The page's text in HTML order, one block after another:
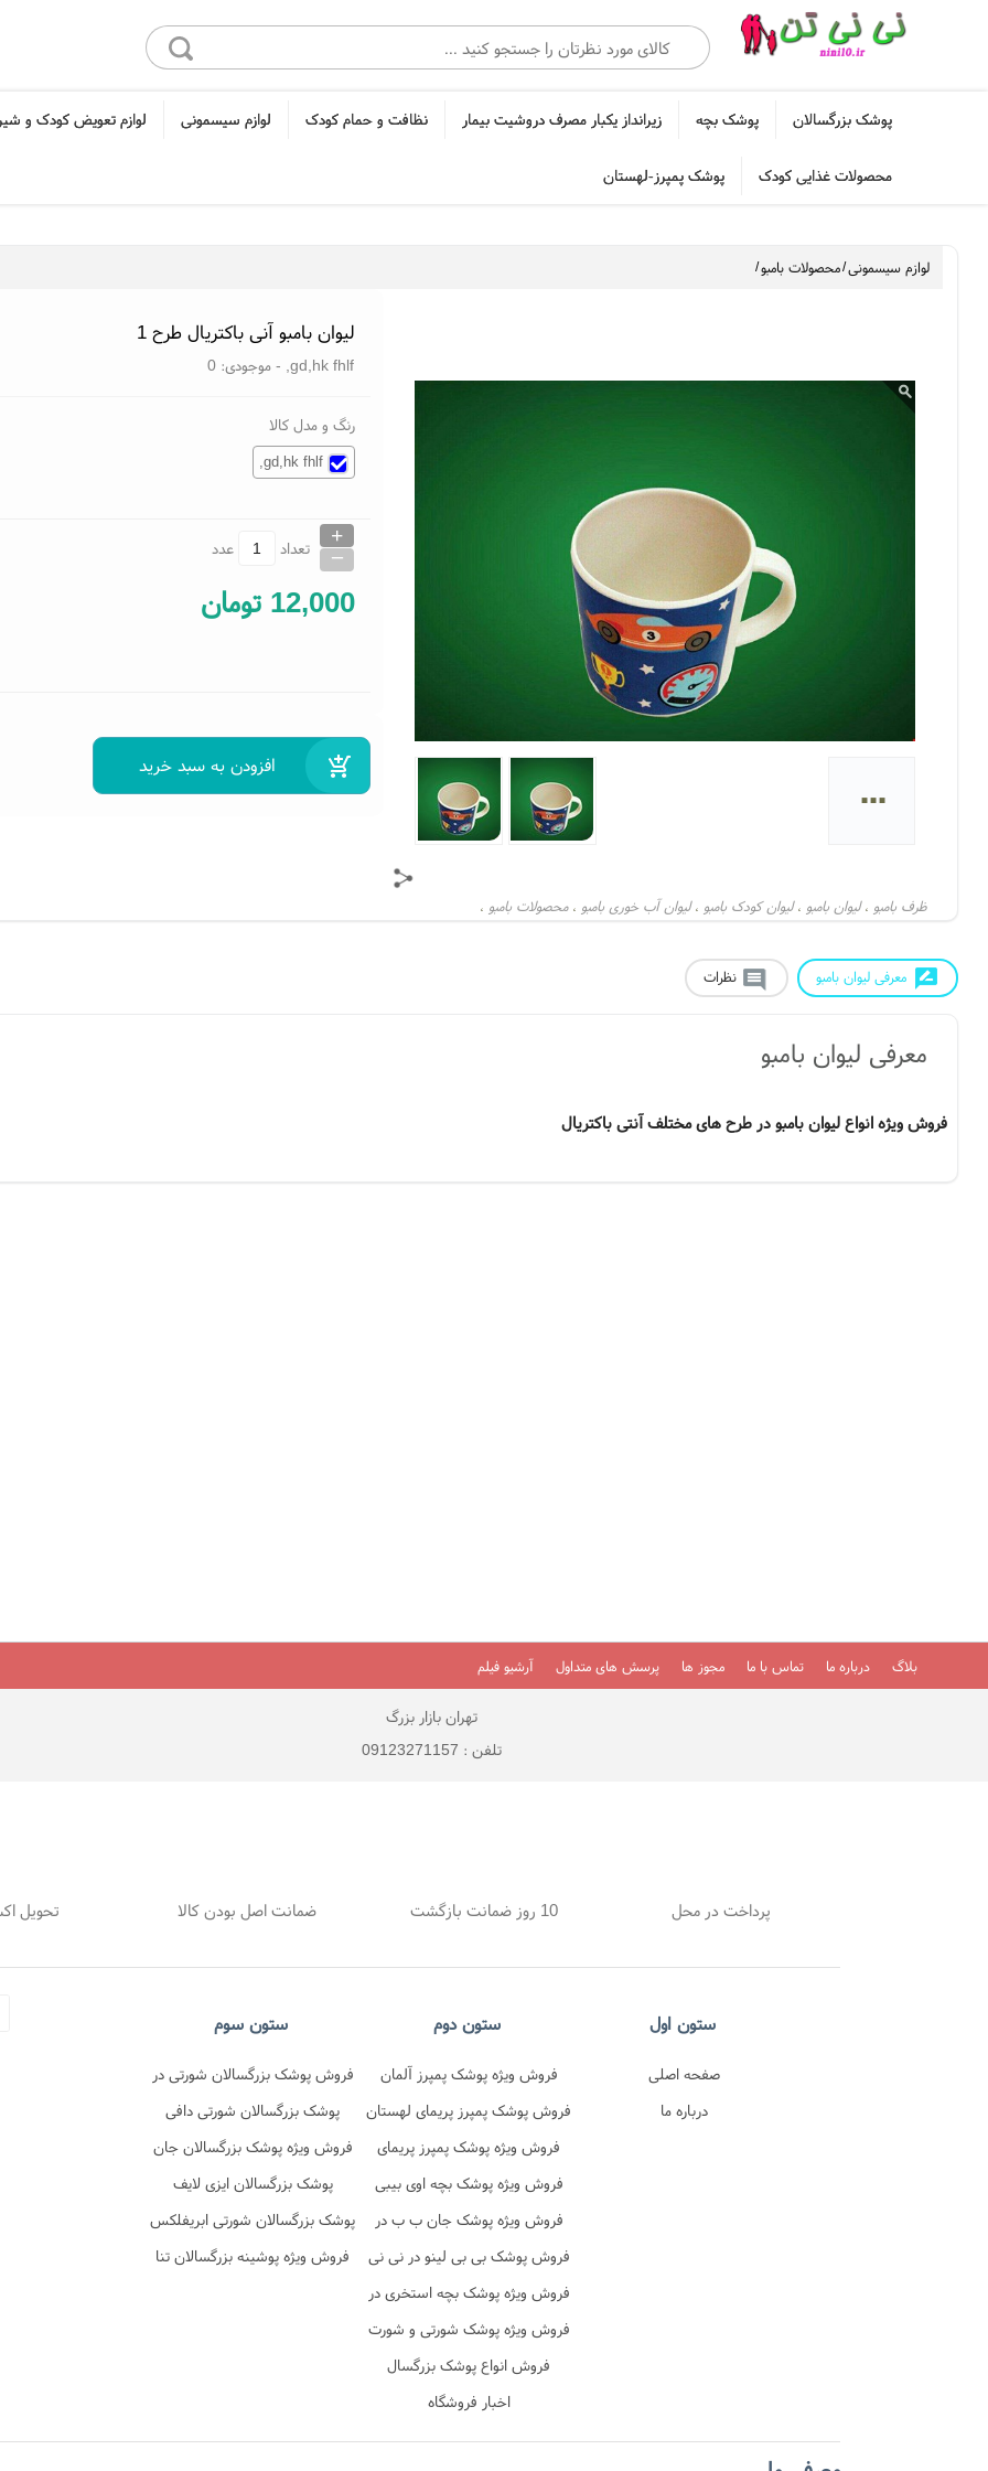
پوشک بزرگسالان پوشک بچه زیرانداز یکبار مصرف دروشیت بیمار نظافت و حمام کودک لوازم سیسمونی لوازم تعویض کودک و
محصولات غذایی کودک پوشک پمپرز-لهستان
لوازم سیسمونی/محصولات بامبو/
...
لیوان بامبو آنی باکتریال طرح 1
gd,hk fhlf, - موجودی: 0
رنگ و مدل کالا
gd,hk fhlf,
تعداد
+
_ عدد
12,000 تومان
ظرف بامبو ،لیوان بامبو ،لیوان کودک بامبو ،لیوان آب خوری بامبو ، محصولات بامبو ،
معرفی لیوان بامبو نظرات
معرفی لیوان بامبو
فروش ویژه انواع لیوان بامبو در طرح های مختلف آنتی باکتریال
بلاگ درباره ما تماس با ما مجوز ها پرسش های متداول آرشیو فیلم
تهران بازار بزرگ
تلفن : 09123271157
پرداخت در محل 10 روز ضمانت بازگشت ضمانت اصل بودن کالا تحویل
ستون اول
صفحه اصلی
درباره ما
ستون دوم
فروش ویژه پوشک پمپرز آلمان
اصل در نی نی تن
فروش پوشک پمپرز پریمای لهستان
در نی نی تن
فروش ویژه پوشک پمپرز پریمای
ترک در نی نی تن
فروش ویژه پوشک بچه اوی بیبی
فروش ویژه پوشک جان ب ب در
نی نی تن
فروش پوشک بی بی لینو در نی نی
تن
فروش ویژه پوشک بچه استخری در
نی نی تن
فروش ویژه پوشک شورتی و شورت
آموزشی در نی نی تن
فروش انواع پوشک بزرگسال
اخبار فروشگاه
ستون سوم
فروش پوشک بزرگسالان شورتی در
فروشگاه نی نی تن
پوشک بزرگسالان شورتی دافی
فروش ویژه پوشک بزرگسالان جان
پد شورتی
پوشک بزرگسالان ایزی لایف
پوشک بزرگسالان شورتی ابریفلکس
فروش ویژه پوشینه بزرگسالان تنا